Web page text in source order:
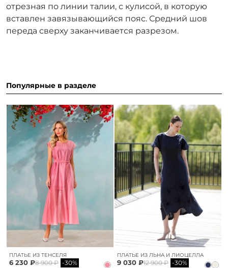
отрезная по линии талии, с кулисой, в которую
вставлен завязывающийся пояс. Средний шов
переда сверху заканчивается разрезом.
Популярные в разделе
ПЛАТЬЕ ИЗ ТЕНСЕЛЯ
6 230 ₽8 900 ₽ -30%
ПЛАТЬЕ ИЗ ЛЬНА И ЛИОЦЕЛЛА
9 030 ₽12 900 ₽ -30%